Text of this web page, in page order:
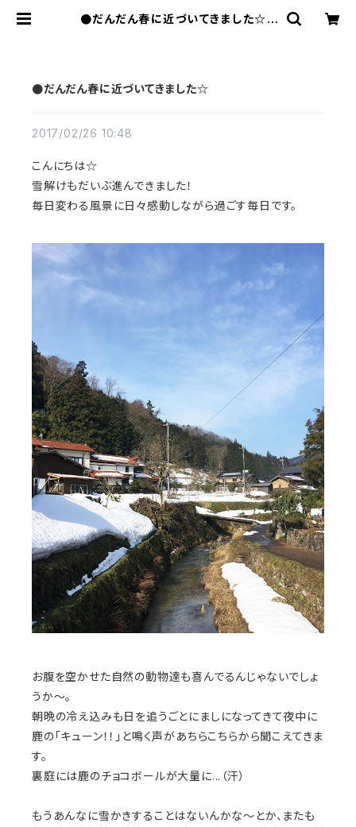
●だんだん春に近づいてきました☆ |
●だんだん春に近づいてきました☆
2017/02/26 10:48
こんにちは☆
雪解けもだいぶ進んできました！
毎日変わる風景に日々感動しながら過ごす毎日です。
お腹を空かせた自然の動物達も喜んでるんじゃないでしょ
うか～。
朝晩の冷え込みも日を追うごとにましになってきて夜中に
鹿の「キューン！！」と鳴く声があちらこちらから聞こえてきま
す。
裏庭には鹿のチョコボールが大量に...（汗）
もうあんなに雪かきすることはないんかな～とか、またも